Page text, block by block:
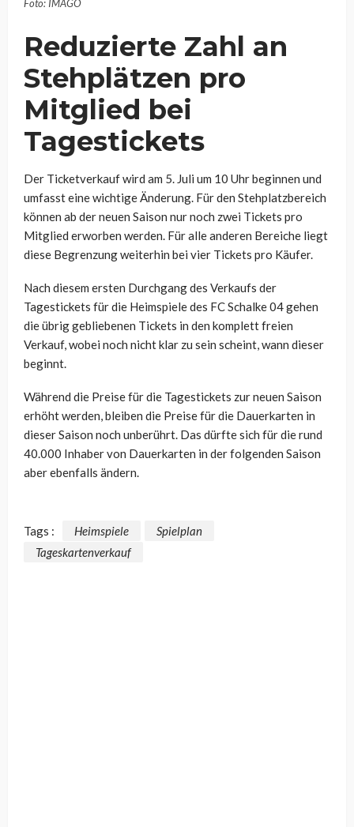
Foto: IMAGO
Reduzierte Zahl an
Stehplätzen pro
Mitglied bei
Tagestickets
Der Ticketverkauf wird am 5. Juli um 10 Uhr beginnen und
umfasst eine wichtige Änderung. Für den Stehplatzbereich
können ab der neuen Saison nur noch zwei Tickets pro
Mitglied erworben werden. Für alle anderen Bereiche liegt
diese Begrenzung weiterhin bei vier Tickets pro Käufer.
Nach diesem ersten Durchgang des Verkaufs der
Tagestickets für die Heimspiele des FC Schalke 04 gehen
die übrig gebliebenen Tickets in den komplett freien
Verkauf, wobei noch nicht klar zu sein scheint, wann dieser
beginnt.
Während die Preise für die Tagestickets zur neuen Saison
erhöht werden, bleiben die Preise für die Dauerkarten in
dieser Saison noch unberührt. Das dürfte sich für die rund
40.000 Inhaber von Dauerkarten in der folgenden Saison
aber ebenfalls ändern.
Tags : Heimspiele
Spielplan
Tageskartenverkauf